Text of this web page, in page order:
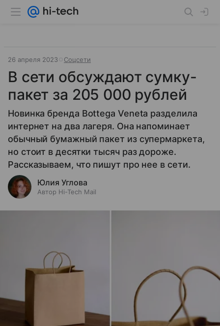
26 апреля 2023 Соцсети
В сети обсуждают сумку-
пакет за 205 000 рублей
Новинка бренда Bottega Veneta разделила
интернет на два лагеря. Она напоминает
обычный бумажный пакет из супермаркета,
но стоит в десятки тысяч раз дороже.
Рассказываем, что пишут про нее в сети.
Юлия Углова
Автор Hi-Tech Mail